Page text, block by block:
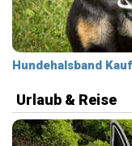
Hundehalsband
Urlaub & Reise